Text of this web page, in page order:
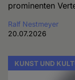
prominenten
Ralf Nestmeyer
20.07.2026
KUNST UND